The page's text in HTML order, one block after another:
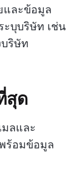
และข้อมูล
บุบริษัท เช่น
ริษัท
สุด
มลและ
ร้อมข้อมูล